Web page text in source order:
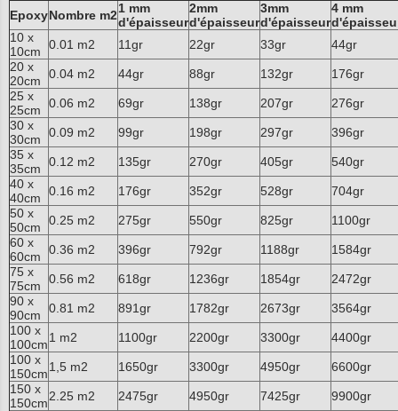
EpoxyNombre m21 mm
d'épaisseur
2mm
d'épaisseur
3mm
d'épaisseur
4 mm
10 x
10cm
0.01 m2 11gr 22gr 33gr
44gr
20 x
20cm
0.04 m2 44gr 88gr 132gr
176gr
25 x
25cm
0.06 m2 69gr 138gr 207gr
276gr
30 x
30cm
0.09 m2 99gr 198gr 297gr
396gr
35 x
35cm
0.12 m2 135gr 270gr 405gr
540gr
40 x
40cm
0.16 m2 176gr 352gr 528gr
704gr
50 x
50cm
0.25 m2 275gr 550gr 825gr
1100gr
60 x
60cm
0.36 m2 396gr 792gr 1188gr
1584gr
75 x
75cm
0.56 m2 618gr 1236gr 1854gr
2472gr
90 x
90cm
0.81 m2 891gr 1782gr 2673gr
3564gr
100 x
100cm1 m2 1100gr 2200gr 3300gr
4400gr
100 x
150cm1,5 m2 1650gr 3300gr 4950gr
6600gr
150 x
150cm2.25 m2 2475gr 4950gr 7425gr 9900gr